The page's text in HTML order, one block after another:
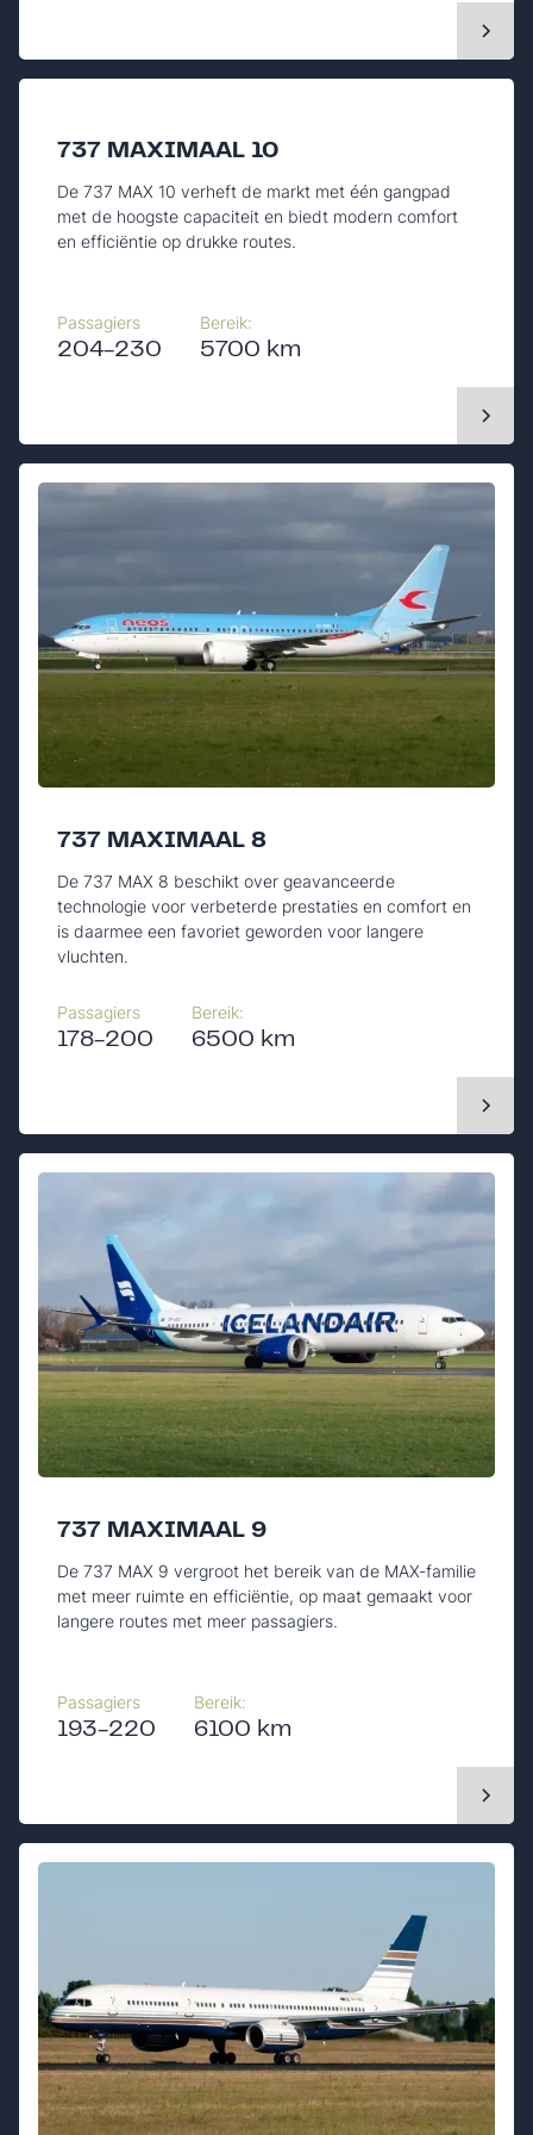
737 MAXIMAAL 10
De 737 MAX 10 verheft de markt met één gangpad
met de hoogste capaciteit en biedt modern comfort
en efficiëntie op drukke routes.
Passagiers
204-230
Bereik:
5700 km
737 MAXIMAAL 8
De 737 MAX 8 beschikt over geavanceerde
technologie voor verbeterde prestaties en comfort en
is daarmee een favoriet geworden voor langere
vluchten.
Passagiers
178-200
Bereik:
6500 km
737 MAXIMAAL 9
De 737 MAX 9 vergroot het bereik van de MAX-familie
met meer ruimte en efficiëntie, op maat gemaakt voor
langere routes met meer passagiers.
Passagiers
193-220
Bereik:
6100 km